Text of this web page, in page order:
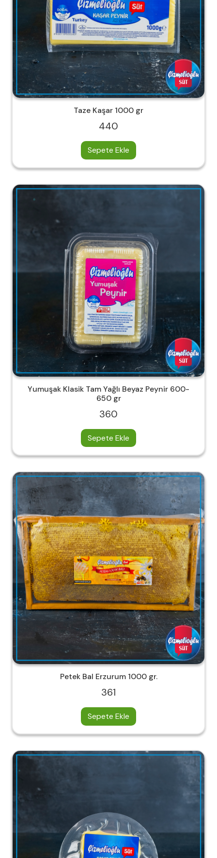
Taze Kaşar 1000 gr
440
Sepete Ekle
Yumuşak Klasik Tam Yağlı Beyaz Peynir 600-
650 gr
360
Sepete Ekle
Petek Bal Erzurum 1000 gr.
361
Sepete Ekle